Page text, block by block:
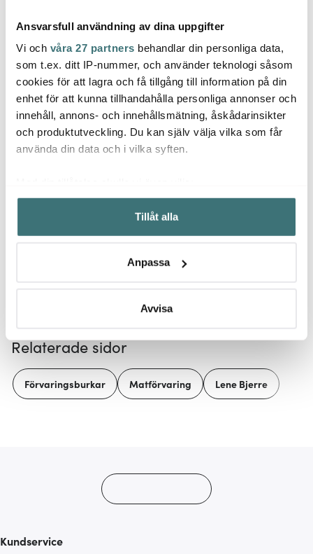
Ansvarsfull användning av dina uppgifter
Vi och våra 27 partners behandlar din personliga data,
som t.ex. ditt IP-nummer, och använder teknologi såsom
cookies för att lagra och få tillgång till information på din
enhet för att kunna tillhandahålla personliga annonser och
innehåll, annons- och innehållsmätning, åskådarinsikter
och produktutveckling. Du kan själv välja vilka som får
använda din data och i vilka syften.
Samla in information om din geografiska plats som
kan ha en noggrannhet på upp till flera meter
Identifiera din enhet genom att aktivt skanna den för
Ta reda på mer om hur dina personliga uppgifter
Du kan ändra eller dra tillbaka ditt samtycke när som
Vi använder cookies för att innehållet och annonserna
ska anpassas efter det som vi tror att du tycker om. Det
gör också att vi kan analysera vår trafik och göra
Tillåt alla
Anpassa
Avvisa
Lene Bjerre
Lily tvålpump 16,3 cm
40 cl brun sand
319 kr
Lene Bjerre
Portia dispenser 16 cm
vit
449 kr
Låt dig inspireras av våra kunder
Relaterade sidor
Förvaringsburkar Matförvaring Lene Bjerre
Kundservice